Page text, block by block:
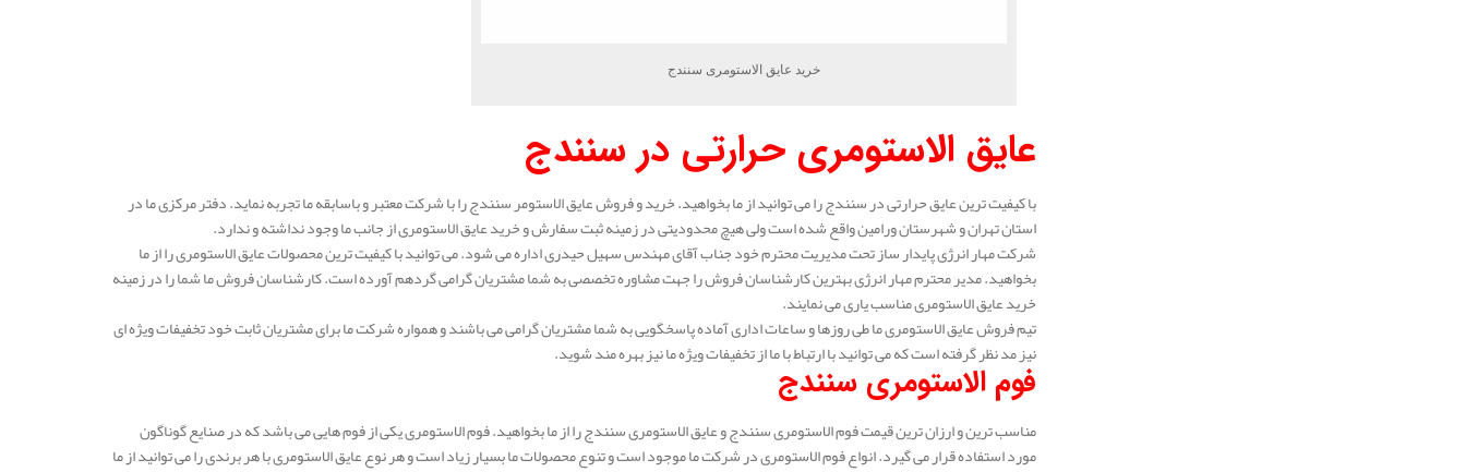
خرید عایق الاستومری سنندج
عایق الاستومری حرارتی در سنندج
با کیفیت ترین عایق حرارتی در سنندج را می توانید از ما بخواهید. خرید و فروش عایق الاستومر سنندج را با شرکت معتبر و باسابقه ما تجربه نماید. دفتر مرکزی ما در
استان تهران و شهرستان ورامین واقع شده است ولی هیچ محدودیتی در زمینه ثبت سفارش و خرید عایق الاستومری از جانب ما وجود نداشته و ندارد.
شرکت مهار انرژی پایدار ساز تحت مدیریت محترم خود جناب آقای مهندس سهیل حیدری اداره می شود. می توانید با کیفیت ترین محصولات عایق الاستومری را از ما
بخواهید. مدیر محترم مهار انرژی بهترین کارشناسان فروش را جهت مشاوره تخصصی به شما مشتریان گرامی گردهم آورده است. کارشناسان فروش ما شما را در زمینه
خرید عایق الاستومری مناسب یاری می نمایند.
تیم فروش عایق الاستومری ما طی روزها و ساعات اداری آماده پاسخگویی به شما مشتریان گرامی می باشند و همواره شرکت ما برای مشتریان ثابت خود تخفیفات ویژه ای
نیز مد نظر گرفته است که می توانید با ارتباط با ما از تخفیفات ویژه ما نیز بهره مند شوید.
فوم الاستومری سنندج
مناسب ترین و ارزان ترین قیمت فوم الاستومری سنندج و عایق الاستومری سنندج را از ما بخواهید. فوم الاستومری یکی از فوم هایی می باشد که در صنایع گوناگون
مورد استفاده قرار می گیرد. انواع فوم الاستومری در شرکت ما موجود است و تنوع محصولات ما بسیار زیاد است و هر نوع عایق الاستومری با هر برندی را می توانید از ما